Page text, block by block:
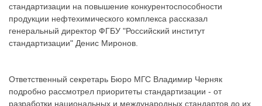
стандартизации на повышение конкурентоспособности
продукции нефтехимического комплекса рассказал
генеральный директор ФГБУ "Российский институт
стандартизации" Денис Миронов.
Ответственный секретарь Бюро МГС Владимир Черняк
подробно рассмотрел приоритеты стандартизации - от
разработки национальных и международных стандартов до их